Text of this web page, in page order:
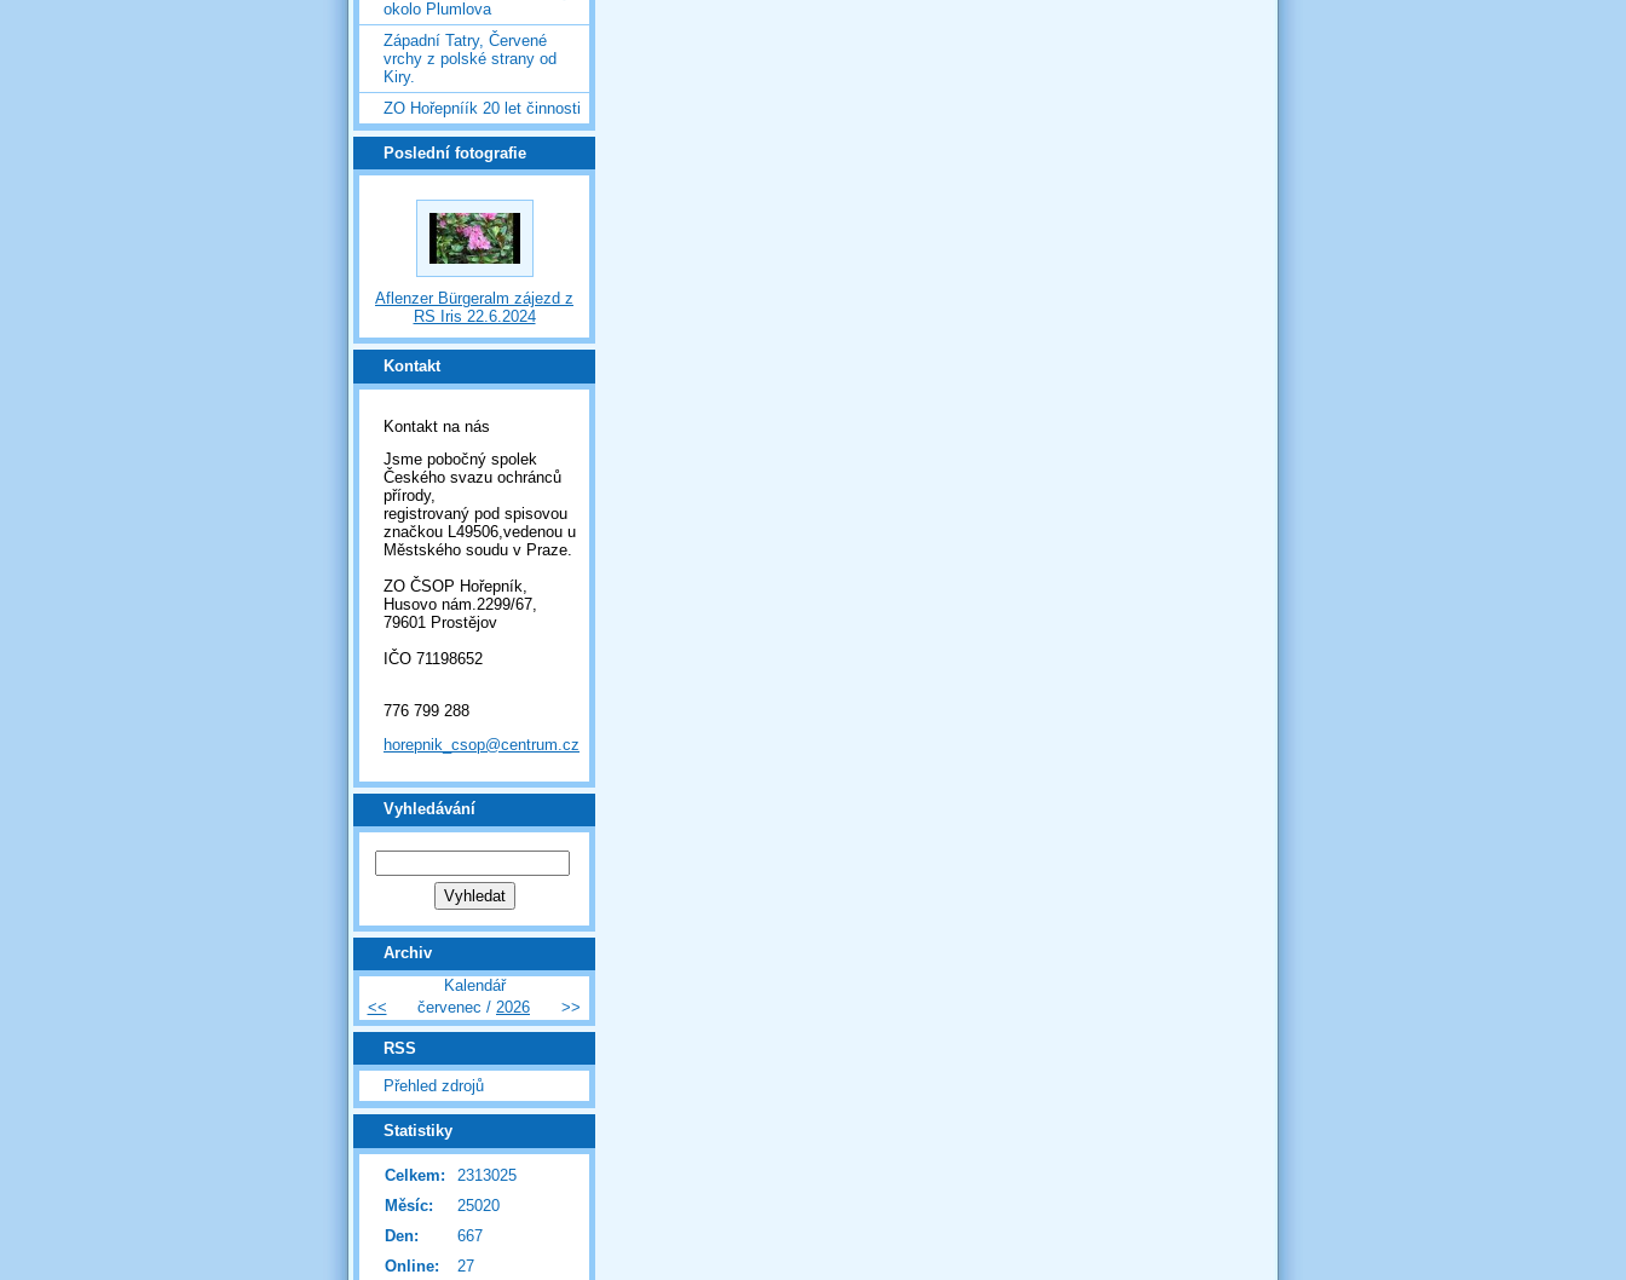
okolo Plumlova
Západní Tatry, Červené
vrchy z polské strany od
Kiry.
ZO Hořepníík 20 let činnosti
Poslední fotografie
Aflenzer Bürgeralm zájezd z
RS Iris 22.6.2024
Kontakt
Kontakt na nás
Jsme pobočný spolek
Českého svazu ochránců
přírody,
registrovaný pod spisovou
značkou L49506,vedenou u
Městského soudu v Praze.
ZO ČSOP Hořepník,
Husovo nám.2299/67,
79601 Prostějov
IČO 71198652
776 799 288
horepnik_csop@centrum.cz
Vyhledávání
Archiv
Kalendář
<<
červenec / 2026 >>
RSS
Přehled zdrojů
Statistiky
Online: 27
Celkem:
2313025
Měsíc:
25020
Den:
667